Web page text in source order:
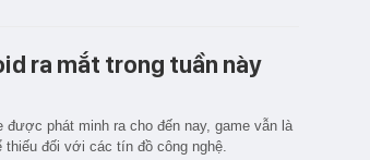
ra mắt trong tuần này
được phát minh ra cho đến nay, game vẫn là
thiếu đối với các tín đồ công nghệ.